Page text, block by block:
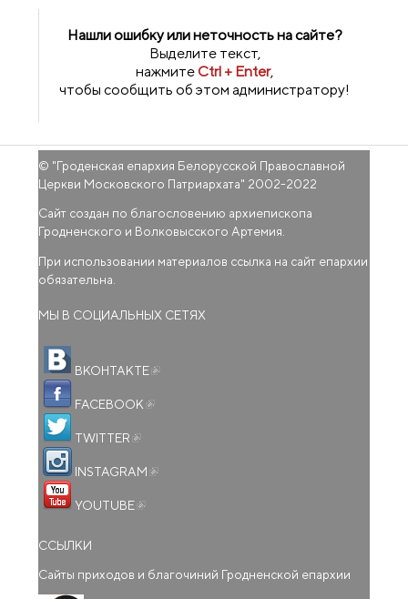
Нашли ошибку или неточность на сайте?
Выделите текст,
нажмитеCtrl + Enter,
чтобы сообщить об этом администратору!
© "Гроденская епархия Белорусской Православной
Церкви Московского Патриархата" 2002-2022
Сайт создан по благословению архиепископа
Гродненского и Волковысского Артемия.
При использовании материалов ссылка на сайт епархии
обязательна.
МЫ В СОЦИАЛЬНЫХ СЕТЯХ
ВКОНТАКТЕ
FACEBOOK
TWITTER
INSTAGRAM
YOUTUBE
ССЫЛКИ
Сайты приходов и благочиний Гродненской епархии